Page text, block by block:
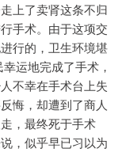
上了卖肾这条不归
手术。由于这项交
行的，卫生环境堪
运地完成了手术，
不幸在手术台上失
悔，却遭到了商人
，最终死于手术
，似乎早已习以为